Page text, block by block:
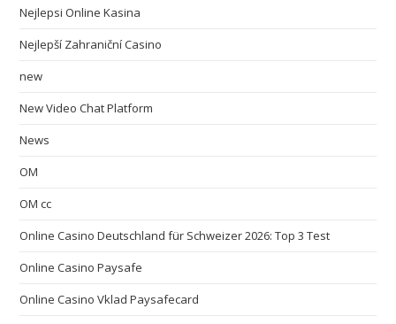
Nejlepsi Online Kasina
Nejlepší Zahraniční Casino
new
New Video Chat Platform
News
OM
OM cc
Online Casino Deutschland für Schweizer 2026: Top 3 Test
Online Casino Paysafe
Online Casino Vklad Paysafecard